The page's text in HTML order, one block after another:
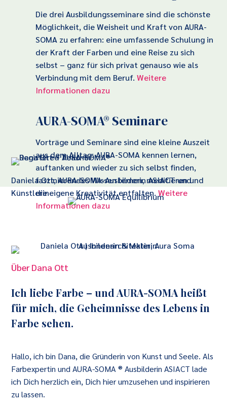
Die drei Ausbildungsseminare sind die schönste
Möglichkeit, die Weisheit und Kraft von AURA-
SOMA zu erfahren: eine umfassende Schulung in
der Kraft der Farben und eine Reise zu sich
selbst – ganz für sich privat genauso wie als
Verbindung mit dem Beruf. Weitere
Informationen dazu
AURA-SOMA® Seminare
Vorträge und Seminare sind eine kleine Auszeit
aus dem Alltag: AURA-SOMA kennen lernen,
auftanken und wieder zu sich selbst finden,
faszinierendes Wissen lernen, meditieren und
die eigene Kreativität entfalten. Weitere
Informationen dazu
Daniela Ott, AURA-SOMA-Ausbilderin ASIACT und
Künstlerin
Über Dana Ott
Ich liebe Farbe – und AURA-SOMA heißt
für mich, die Geheimnisse des Lebens in
Farbe sehen.
Hallo, ich bin Dana, die Gründerin von Kunst und Seele. Als
Farbexpertin und AURA-SOMA ® Ausbilderin ASIACT lade
ich Dich herzlich ein, Dich hier umzusehen und inspirieren
zu lassen.